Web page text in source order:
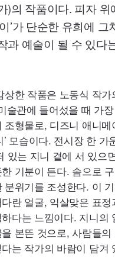
)의 작품이다. 피자 위
’가 단순한 유희에 그
과 예술이 될 수 있다
상한 작품은 노동식 작가
술관에 들어섰을 때 가
형물로, 디즈니 애니메
’ 모습이다. 전시장 한 가
있는 지니 곁에 서 있으
기분이 든다. 솜으로
분위기를 조성한다. 이
란 얼굴, 익살맞은 표
다는 느낌이다. 지니의
본뜬 것으로, 사람들의
는 작가의 바람이 담겨